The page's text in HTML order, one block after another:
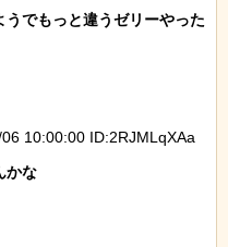
でもっと違うゼリーやった
10:00:00 ID:2RJMLqXAa
かな